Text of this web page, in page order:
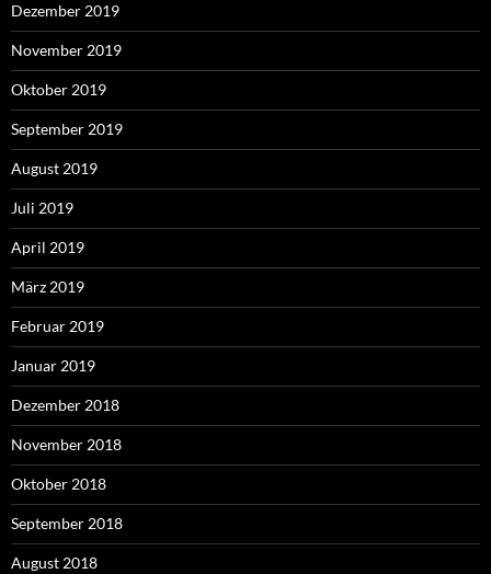
Dezember 2019
November 2019
Oktober 2019
September 2019
August 2019
Juli 2019
April 2019
März 2019
Februar 2019
Januar 2019
Dezember 2018
November 2018
Oktober 2018
September 2018
August 2018